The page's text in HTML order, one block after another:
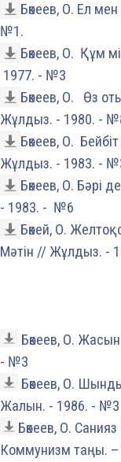
Бөкеев, О. Ел
№1.
Бөкеев, О. Құм
1977. - №3
Бөкеев, О. Өз
Жұлдыз. - 1980. -
Бөкеев, О.
Жұлдыз. - 1983. -
Бөкеев, О. Бәрі
- 1983. - №6
Бөкей, О.
Мәтін // Жұлдыз. -
Бөкеев, О.
- №3
Бөкеев, О.
Жалын. - 1986. - №3
Бөкеев, О.
Коммунизм таңы. –